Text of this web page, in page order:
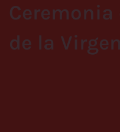
de la